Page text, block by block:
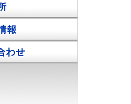
事業所
採用情報
問合わせ